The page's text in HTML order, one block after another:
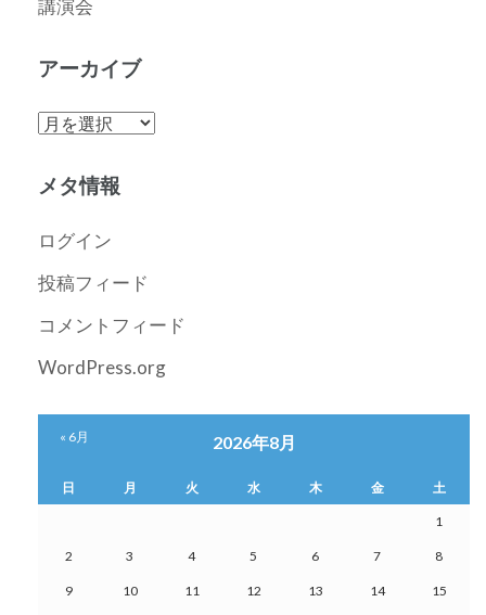
講演会
アーカイブ
ア
カ
ブ
メタ情報
ログイン
投稿フィード
コメントフィード
WordPress.org
2026年8月
日 月 火 水 木 金 土
1
2 3 4 5 6 7 8
9 10 11 12 13 14 15
« 6月